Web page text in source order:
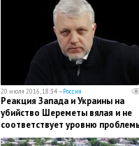
20 июля 2016, 18:34 —Россия
Реакция Запада и Украины на
убийство Шереметы вялая и не
соответствует уровню
Долгов